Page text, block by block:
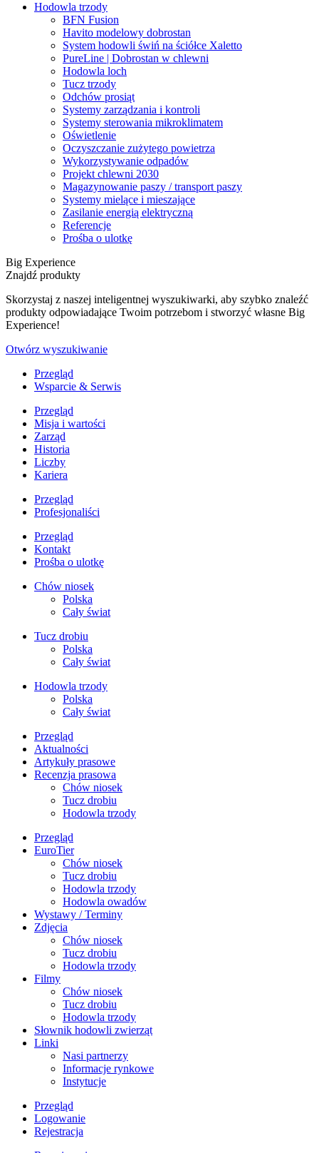
Hodowla trzody
BFN Fusion
Havito modelowy dobrostan
System hodowli świń na ściółce Xaletto
PureLine | Dobrostan w chlewni
Hodowla loch
Tucz trzody
Odchów prosiąt
Systemy zarządzania i kontroli
Systemy sterowania mikroklimatem
Oświetlenie
Oczyszczanie zużytego powietrza
Wykorzystywanie odpadów
Projekt chlewni 2030
Magazynowanie paszy / transport paszy
Systemy mielące i mieszające
Zasilanie energią elektryczną
Referencje
Prośba o ulotkę
Big Experience
Znajdź produkty
Skorzystaj z naszej inteligentnej wyszukiwarki, aby szybko znaleźć
produkty odpowiadające Twoim potrzebom i stworzyć własne Big
Experience!
Otwórz wyszukiwanie
Przegląd
Wsparcie & Serwis
Przegląd
Misja i wartości
Zarząd
Historia
Liczby
Kariera
Przegląd
Profesjonaliści
Przegląd
Kontakt
Prośba o ulotkę
Chów niosek
Polska
Cały świat
Tucz drobiu
Polska
Cały świat
Hodowla trzody
Polska
Cały świat
Przegląd
Aktualności
Artykuły prasowe
Recenzja prasowa
Chów niosek
Tucz drobiu
Hodowla trzody
Przegląd
EuroTier
Chów niosek
Tucz drobiu
Hodowla trzody
Hodowla owadów
Wystawy / Terminy
Zdjęcia
Chów niosek
Tucz drobiu
Hodowla trzody
Filmy
Chów niosek
Tucz drobiu
Hodowla trzody
Słownik hodowli zwierząt
Linki
Nasi partnerzy
Informacje rynkowe
Instytucje
Przegląd
Logowanie
Rejestracja